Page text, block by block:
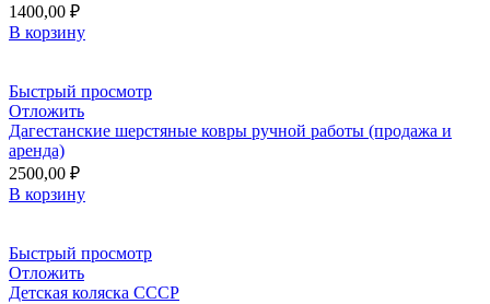
1400,00 ₽
В корзину
Быстрый просмотр
Отложить
Дагестанские шерстяные ковры ручной работы (продажа и
аренда)
2500,00 ₽
В корзину
Быстрый просмотр
Отложить
Детская коляска СССР